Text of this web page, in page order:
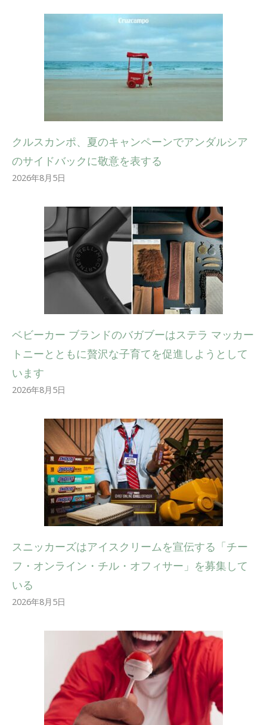
クルスカンポ、夏のキャンペーンでアンダルシア
のサイドバックに敬意を表する
2026年8月5日
ベビーカー ブランドのバガブーはステラ マッカー
トニーとともに贅沢な子育てを促進しようとして
います
2026年8月5日
スニッカーズはアイスクリームを宣伝する「チー
フ・オンライン・チル・オフィサー」を募集して
いる
2026年8月5日